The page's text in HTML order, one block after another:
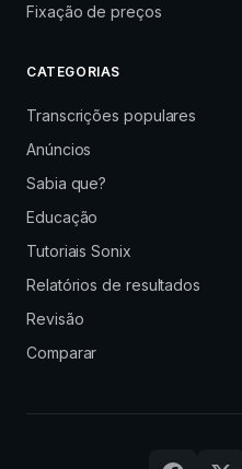
Fixação de preços
CATEGORIAS
Transcrições populares
Anúncios
Sabia que?
Educação
Tutoriais Sonix
Relatórios de resultados
Revisão
Comparar